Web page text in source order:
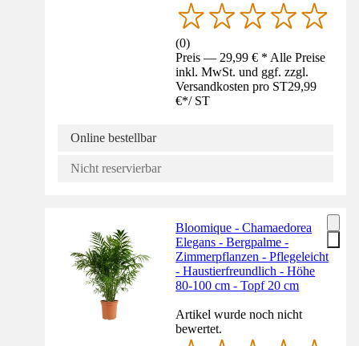
(0)
Preis — 29,99 € * Alle Preise
inkl. MwSt. und ggf. zzgl.
Versandkosten pro ST29,99
€*/ ST
Online bestellbar
Nicht reservierbar
Bloomique - Chamaedorea
Elegans - Bergpalme -
Zimmerpflanzen - Pflegeleicht
- Haustierfreundlich - Höhe
80-100 cm - Topf 20 cm
Artikel wurde noch nicht
bewertet.